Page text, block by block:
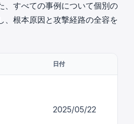
、すべての事例について個別の
、根本原因と攻撃経路の全容を
日付
2025/05/22